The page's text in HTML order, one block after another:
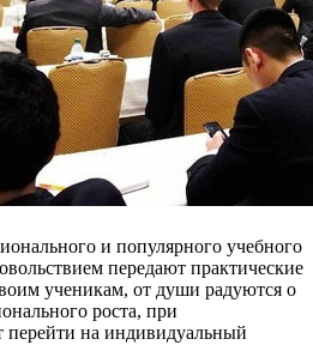
и популярного учебного
передают практические
ученикам, от души радуются о
роста, при
перейти на индивидуальный